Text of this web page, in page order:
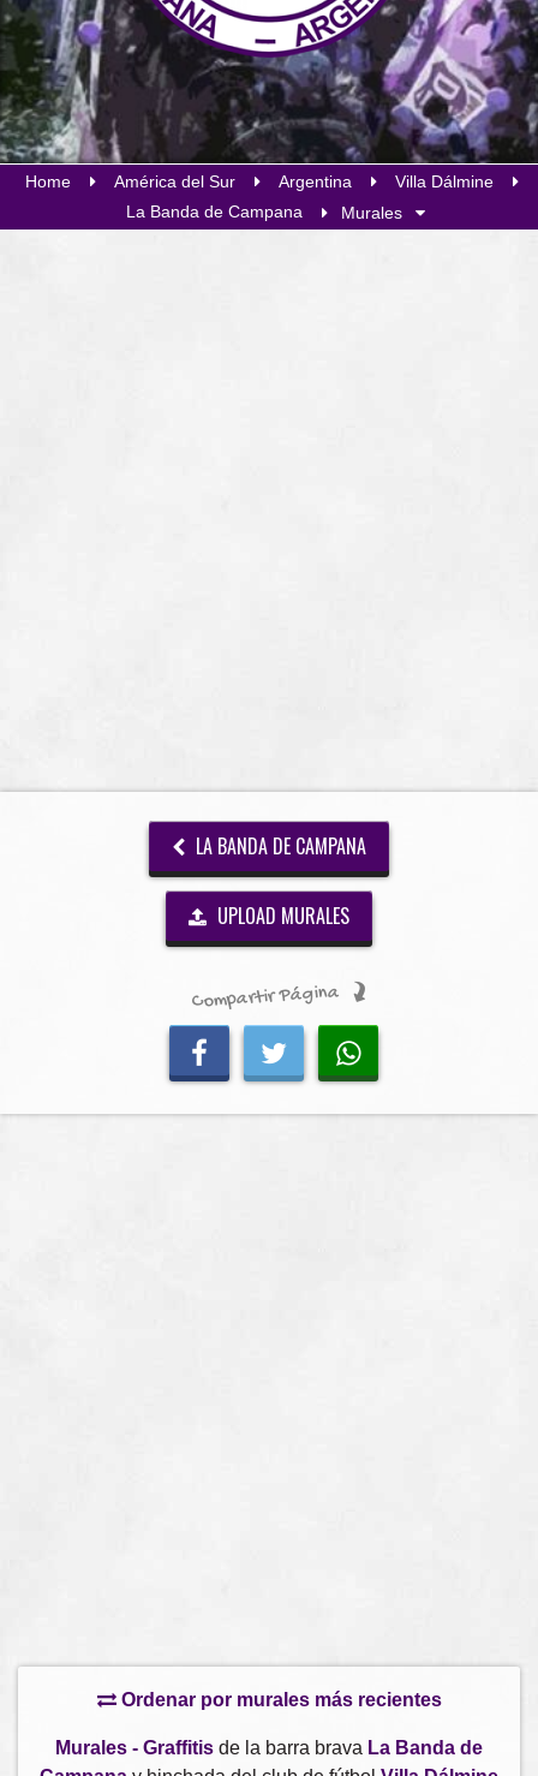
Home América del Sur Argentina
Villa Dálmine
La Banda de Campana
Murales
LA BANDA DE CAMPANA
UPLOAD MURALES
Compartir Página
Ordenar por murales más recientes
Murales - Graffitis de la barra brava La Banda de